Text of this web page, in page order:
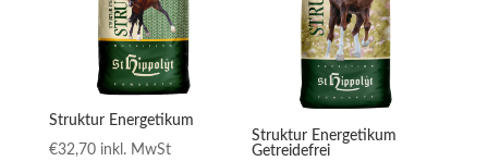
Struktur Energetikum
€32,70 inkl. MwSt
Struktur Energetikum
Getreidefrei